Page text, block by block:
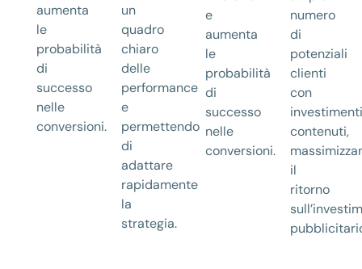
aumenta
le
probabilità
di
successo
nelle
conversioni.
un
quadro
chiaro
delle
performance
e
permettendo
di
adattare
rapidamente
la
strategia.
e
aumenta
le
probabilità
di
successo
nelle
conversioni.
numero
di
potenziali
clienti
con
investimenti
contenuti,
il
ritorno